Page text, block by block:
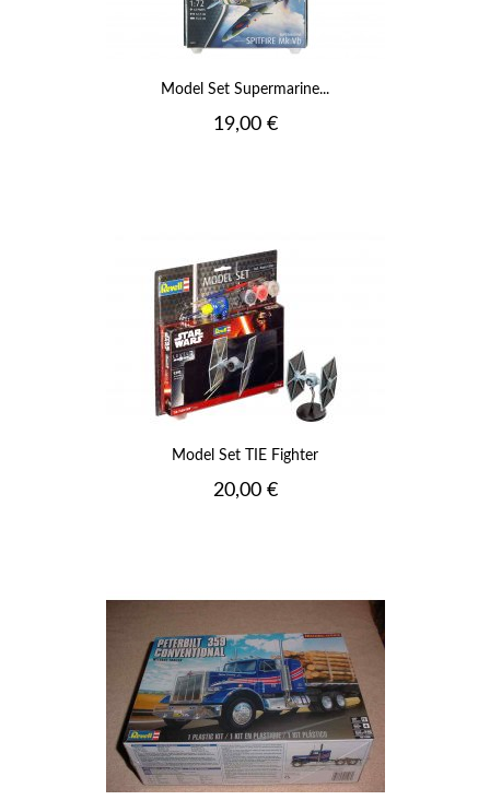
Model Set Supermarine...
Prix
19,00 €
Model Set TIE Fighter
Prix
20,00 €